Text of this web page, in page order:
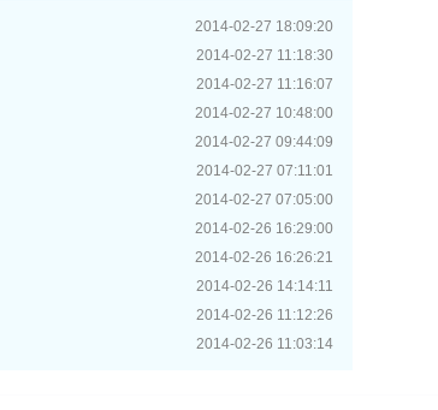
2014-02-27 18:09:20
2014-02-27 11:18:30
2014-02-27 11:16:07
2014-02-27 10:48:00
2014-02-27 09:44:09
2014-02-27 07:11:01
2014-02-27 07:05:00
2014-02-26 16:29:00
2014-02-26 16:26:21
2014-02-26 14:14:11
2014-02-26 11:12:26
2014-02-26 11:03:14